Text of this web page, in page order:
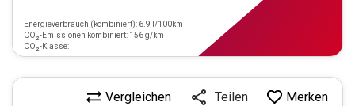
Energieverbrauch (kombiniert): 6.9 l/100km
CO₂-Emissionen kombiniert: 156 g/km
CO₂-Klasse:
Vergleichen Teilen Merken